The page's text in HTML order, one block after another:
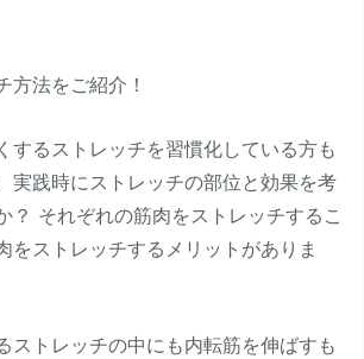
方法をご紹介！
するストレッチを習慣化している方も
実践時にストレッチの部位と効果を考
？ それぞれの筋肉をストレッチするこ
をストレッチするメリットがありま
ストレッチの中にも内転筋を伸ばすも